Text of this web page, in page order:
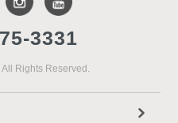
3331
All Rights Reserved.